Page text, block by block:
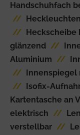
Handschuhfach
//
// Heckscheibe
glänzend //
Aluminium //
// Innenspiegel
// Isofix-
Kartentasche an
elektrisch //
verstellbar //